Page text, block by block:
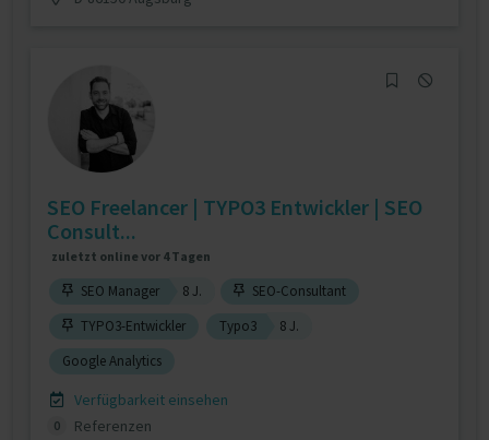
SEO Freelancer | TYPO3 Entwickler | SEO
Consult...
zuletzt online vor 4 Tagen
SEO Manager 8 J.
SEO-Consultant
TYPO3-Entwickler
Typo3
8 J.
Google Analytics
Verfügbarkeit einsehen
0
Referenzen